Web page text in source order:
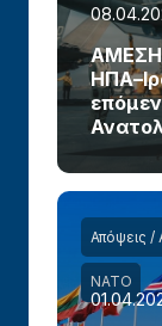
ΑΜΕΣΗ
Απόψεις /
ΝΑΤΟ